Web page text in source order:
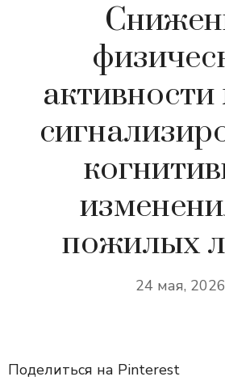
пожилых
24 мая, 2026
Поделиться на Pinterest